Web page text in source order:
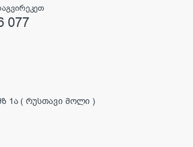
077
1ა ( რუსთავი მოლი )